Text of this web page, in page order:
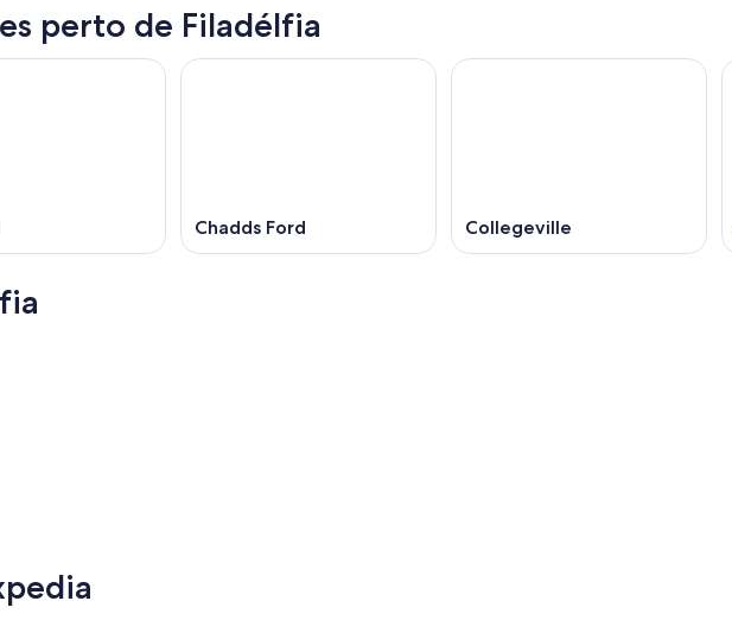
perto de Filadélfia
Chadds Ford Collegeville